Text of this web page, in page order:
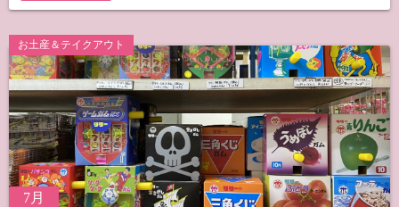
お土産＆テイクアウト
7月